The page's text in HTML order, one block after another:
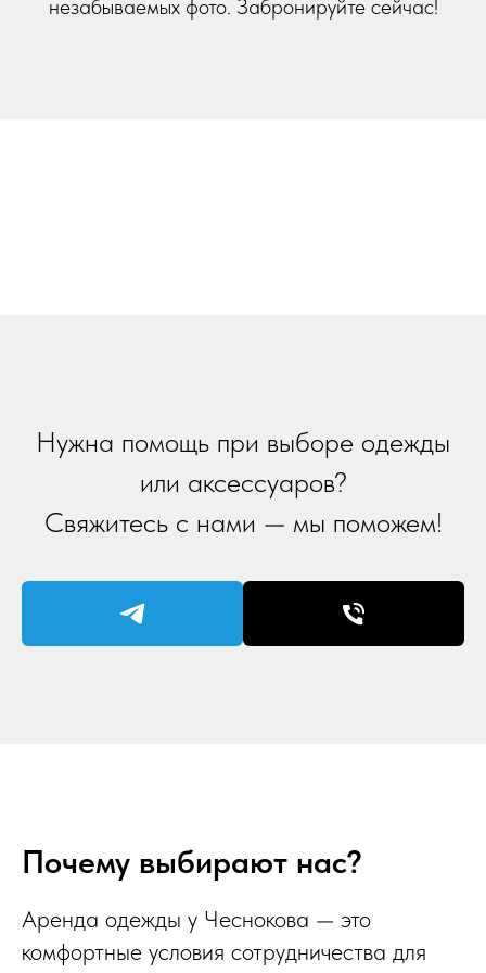
незабываемых фото. Забронируйте сейчас!
Нужна помощь при выборе одежды
или аксессуаров?
Свяжитесь с нами — мы поможем!
Почему выбирают нас?
Аренда одежды у Чеснокова — это
комфортные условия сотрудничества для